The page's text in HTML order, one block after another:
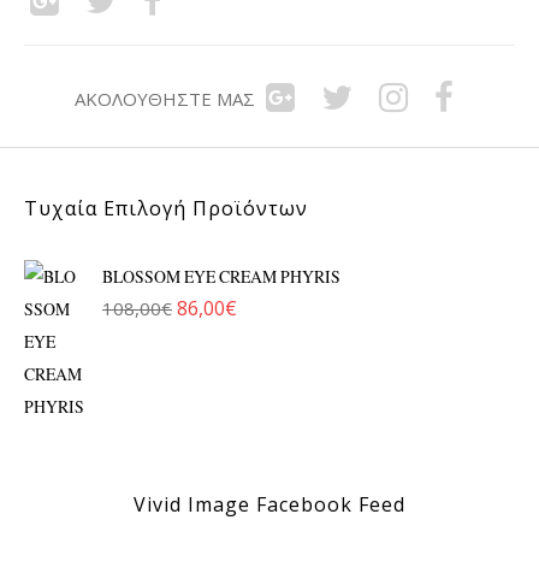
ΑΚΟΛΟΥΘΉΣΤΕ ΜΑΣ
Τυχαία Επιλογή Προϊόντων
BLOSSOM EYE CREAM PHYRIS
108,00€ Original price was: 108,00€.
86,00€
Vivid Image Facebook Feed